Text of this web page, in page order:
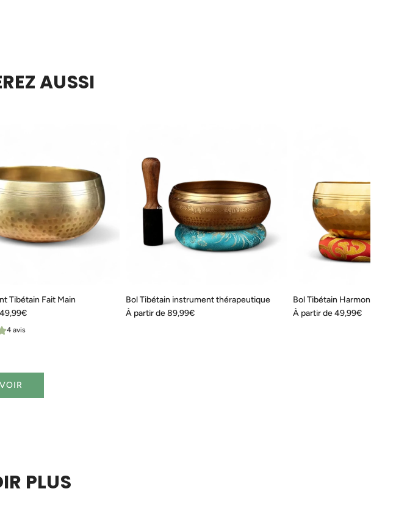
AUSSI
Tibétain Fait Main
49,99€
4 avis
Bol Tibétain instrument thérapeutique
À partir de89,99€
Bol Tibétain Harmonie
À partir de49,99€
PLUS